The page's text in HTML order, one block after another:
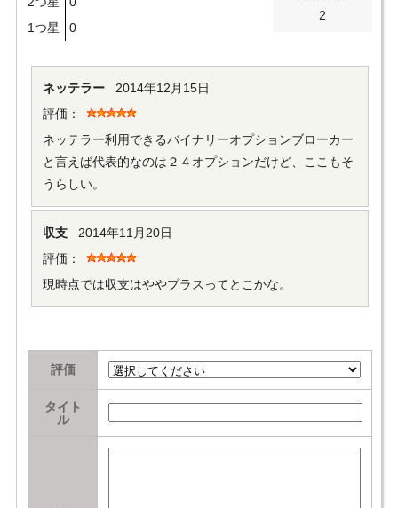
1つ星
0
2
ネッテラー 2014年12月15日
評価：
ネッテラー利用できるバイナリーオプションブローカー
と言えば代表的なのは２４オプションだけど、ここもそ
うらしい。
収支 2014年11月20日
評価：
現時点では収支はややプラスってとこかな。
評価
タイト
ル